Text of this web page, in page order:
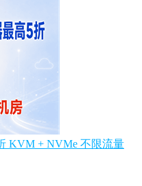
KVM + NVMe 不限流量